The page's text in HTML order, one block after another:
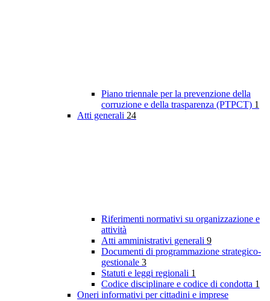
Piano triennale per la prevenzione della
corruzione e della trasparenza (PTPCT) 1
Atti generali 24
Riferimenti normativi su organizzazione e
attività
Atti amministrativi generali 9
Documenti di programmazione strategico-
gestionale 3
Statuti e leggi regionali 1
Codice disciplinare e codice di condotta 1
Oneri informativi per cittadini e imprese